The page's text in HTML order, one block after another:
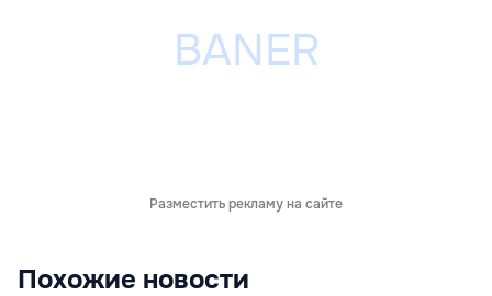
Разместить рекламу на сайте
Похожие новости